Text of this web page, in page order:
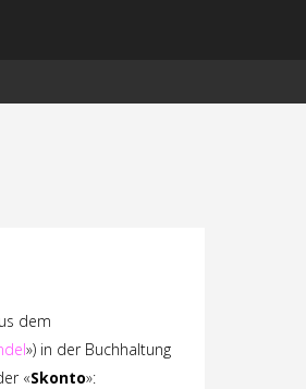
dem
») in der Buchhaltung
«Skonto»: